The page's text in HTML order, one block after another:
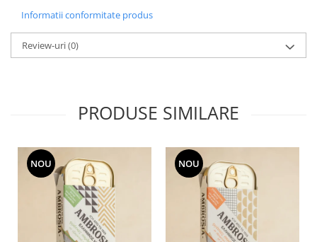
Informatii conformitate produs
Review-uri(0)
PRODUSE SIMILARE
NOU NOU